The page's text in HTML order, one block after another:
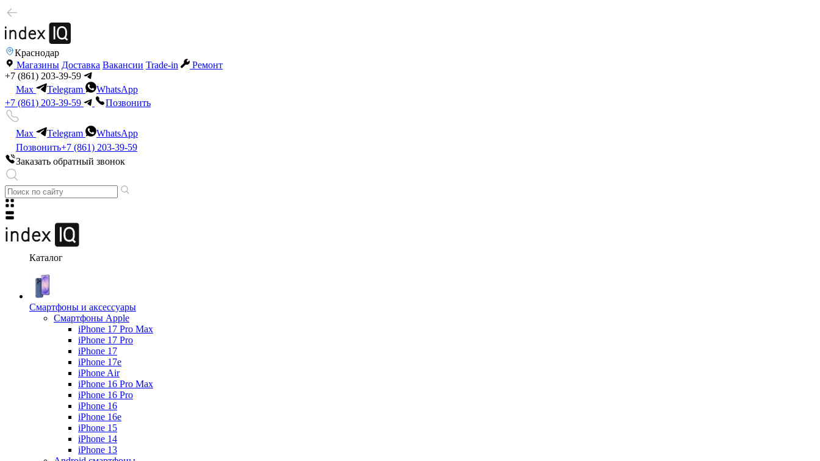
Краснодар
Магазины Доставка Вакансии Trade-in
Ремонт
+7 (861) 203-39-59
Max
Telegram
WhatsApp
+7 (861) 203-39-59
Позвонить
Max Telegram
WhatsApp
Позвонить+7 (861) 203-39-59
Заказать обратный звонок
Каталог
Смартфоны и аксессуары
Смартфоны Apple
iPhone 17 Pro Max
iPhone 17 Pro
iPhone 17
iPhone 17e
iPhone Air
iPhone 16 Pro Max
iPhone 16 Pro
iPhone 16
iPhone 16e
iPhone 15
iPhone 14
iPhone 13